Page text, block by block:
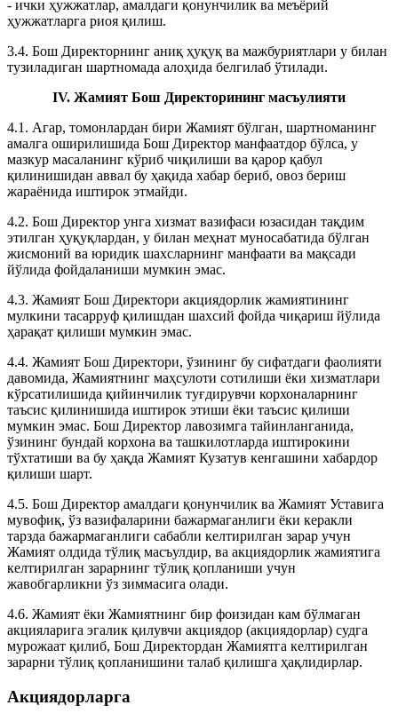
- ички ҳужжатлар, амалдаги қонунчилик ва меъёрий
ҳужжатларга риоя қилиш.
3.4. Бош Директорнинг аниқ ҳуқуқ ва мажбуриятлари у билан
тузиладиган шартномада алоҳида белгилаб ўтилади.
IV. Жамият Бош Директорининг масъулияти
4.1. Агар, томонлардан бири Жамият бўлган, шартноманинг
амалга оширилишида Бош Директор манфаатдор бўлса, у
мазкур масаланинг кўриб чиқилиши ва қарор қабул
қилинишидан аввал бу ҳақида хабар бериб, овоз бериш
жараёнида иштирок этмайди.
4.2. Бош Директор унга хизмат вазифаси юзасидан тақдим
этилган ҳуқуқлардан, у билан меҳнат муносабатида бўлган
жисмоний ва юридик шахсларнинг манфаати ва мақсади
йўлида фойдаланиши мумкин эмас.
4.3. Жамият Бош Директори акциядорлик жамиятининг
мулкини тасарруф қилишдан шахсий фойда чиқариш йўлида
ҳарақат қилиши мумкин эмас.
4.4. Жамият Бош Директори, ўзининг бу сифатдаги фаолияти
давомида, Жамиятнинг маҳсулоти сотилиши ёки хизматлари
кўрсатилишида қийинчилик туғдирувчи корхоналарнинг
таъсис қилинишида иштирок этиши ёки таъсис қилиши
мумкин эмас. Бош Директор лавозимга тайинланганида,
ўзининг бундай корхона ва ташкилотларда иштирокини
тўхтатиши ва бу ҳақда Жамият Кузатув кенгашини хабардор
қилиши шарт.
4.5. Бош Директор амалдаги қонунчилик ва Жамият Уставига
мувофиқ, ўз вазифаларини бажармаганлиги ёки керакли
тарзда бажармаганлиги сабабли келтирилган зарар учун
Жамият олдида тўлиқ масъулдир, ва акциядорлик жамиятига
келтирилган зарарнинг тўлиқ қопланиши учун
жавобгарликни ўз зиммасига олади.
4.6. Жамият ёки Жамиятнинг бир фоизидан кам бўлмаган
акцияларига эгалик қилувчи акциядор (акциядорлар) судга
мурожаат қилиб, Бош Директордан Жамиятга келтирилган
зарарни тўлиқ қопланишини талаб қилишга ҳақлидирлар.
Акциядорларга